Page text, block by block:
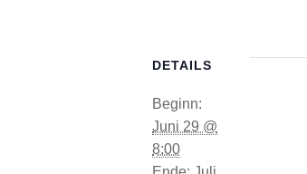
DETAILS
Beginn:
Juni 29 @
8:00